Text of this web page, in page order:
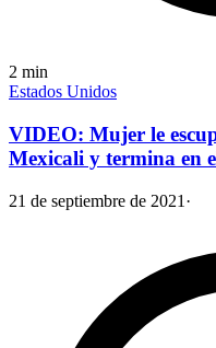
2 min
Estados Unidos
VIDEO: Mujer le
Mexicali y termina en
21 de septiembre de 2021 ·